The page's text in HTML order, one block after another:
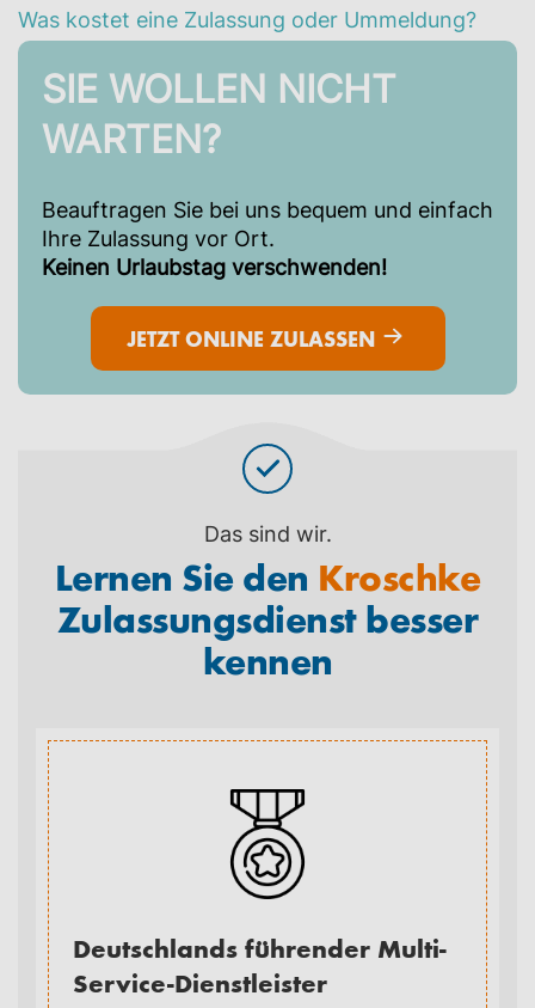
Was kostet eine Zulassung oder Ummeldung?
SIE WOLLEN NICHT
WARTEN?
Beauftragen Sie bei uns bequem und einfach
Ihre Zulassung vor Ort.
Keinen Urlaubstag verschwenden!
JETZT ONLINE ZULASSEN
Das sind wir.
Lernen Sie den Kroschke
Zulassungsdienst besser
kennen
Deutschlands führender Multi-
Service-Dienstleister